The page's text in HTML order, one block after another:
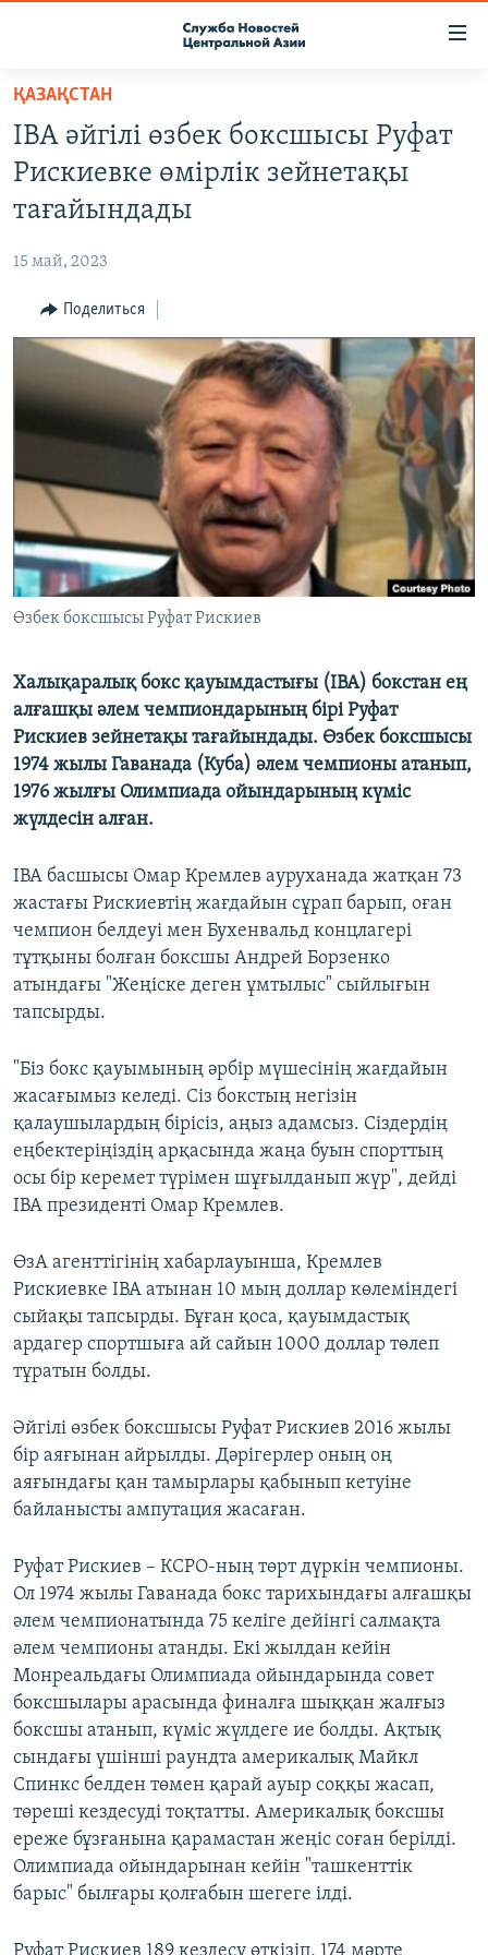
Вернуться
основному
содержанию
Вернутся
главной
Вернутся
поиску
КОНТАКТЫ
НАСТОЯЩЕЕ ВРЕМЯ
МИГРАНТ МЕДИА
ҚАЗАҚСТАН
IBA әйгілі өзбек боксшысы Руфат
Рискиевке өмірлік зейнетақы
тағайындады
15 май, 2023
Поделиться
Өзбек боксшысы Руфат Рискиев
Халықаралық бокс қауымдастығы (IBA) бокстан ең
алғашқы әлем чемпиондарының бірі Руфат
Рискиев зейнетақы тағайындады. Өзбек боксшысы
1974 жылы Гаванада (Куба) әлем чемпионы атанып,
1976 жылғы Олимпиада ойындарының күміс
жүлдесін алған.
IBA басшысы Омар Кремлев ауруханада жатқан 73
жастағы Рискиевтің жағдайын сұрап барып, оған
чемпион белдеуі мен Бухенвальд концлагері
тұтқыны болған боксшы Андрей Борзенко
атындағы "Жеңіске деген ұмтылыс" сыйлығын
тапсырды.
"Біз бокс қауымының әрбір мүшесінің жағдайын
жасағымыз келеді. Сіз бокстың негізін
қалаушылардың бірісіз, аңыз адамсыз. Сіздердің
еңбектеріңіздің арқасында жаңа буын спорттың
осы бір керемет түрімен шұғылданып жүр", дейді
IBA президенті Омар Кремлев.
ӨзА агенттігінің хабарлауынша, Кремлев
Рискиевке IBA атынан 10 мың доллар көлеміндегі
сыйақы тапсырды. Бұған қоса, қауымдастық
ардагер спортшыға ай сайын 1000 доллар төлеп
тұратын болды.
Әйгілі өзбек боксшысы Руфат Рискиев 2016 жылы
бір аяғынан айрылды. Дәрігерлер оның оң
аяғындағы қан тамырлары қабынып кетуіне
байланысты ампутация жасаған.
Руфат Рискиев – КСРО-ның төрт дүркін чемпионы.
Ол 1974 жылы Гаванада бокс тарихындағы алғашқы
әлем чемпионатында 75 келіге дейінгі салмақта
әлем чемпионы атанды. Екі жылдан кейін
Монреальдағы Олимпиада ойындарында совет
боксшылары арасында финалға шыққан жалғыз
боксшы атанып, күміс жүлдеге ие болды. Ақтық
сындағы үшінші раундта америкалық Майкл
Спинкс белден төмен қарай ауыр соққы жасап,
төреші кездесуді тоқтатты. Америкалық боксшы
ереже бұзғанына қарамастан жеңіс соған берілді.
Олимпиада ойындарынан кейін "ташкенттік
барыс" былғары қолғабын шегеге ілді.